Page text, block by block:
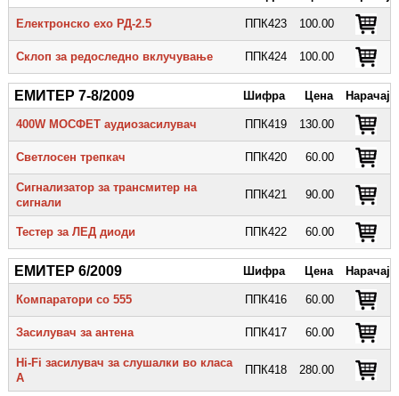
Електронско ехо РД-2.5 ППК423 100.00
Склоп за редоследно вклучување ППК424 100.00
ЕМИТЕР 7-8/2009 Шифра Цена Нарачај
400W МОСФЕТ аудиозасилувач ППК419 130.00
Светлосен трепкач ППК420 60.00
Сигнализатор за трансмитер на
сигнали
ППК421 90.00
Тестер за ЛЕД диоди ППК422 60.00
ЕМИТЕР 6/2009 Шифра Цена Нарачај
Компаратори со 555 ППК416 60.00
Засилувач за антена ППК417 60.00
Hi-Fi засилувач за слушалки во класа
А
ППК418 280.00